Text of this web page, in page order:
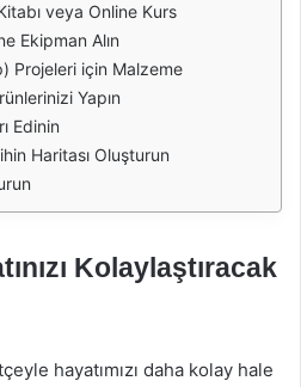
veya Online Kurs
Ekipman Alın
Projeleri için Malzeme
Yapın
Edinin
Haritası Oluşturun
Kolaylaştıracak
hayatımızı daha kolay hale